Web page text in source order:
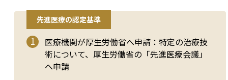
先進医療の認定基準
医療機関が厚生労働省へ申請：特定の治療技
術について、厚生労働省の「先進医療会議」
へ申請